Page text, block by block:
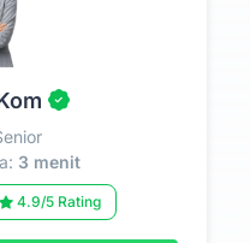
3 menit
4.9/5 Rating